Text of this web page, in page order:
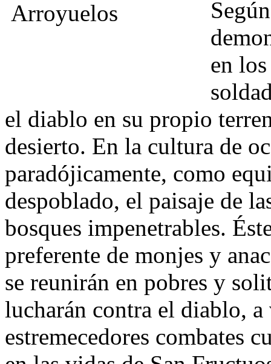
en
el diablo en su propio
desierto. En la cultura de
paradójicamente, como
despoblado, el paisaje de
bosques impenetrables.
preferente de monjes y
se reunirán en pobres y
lucharán contra el diablo, a
estremecedores combates